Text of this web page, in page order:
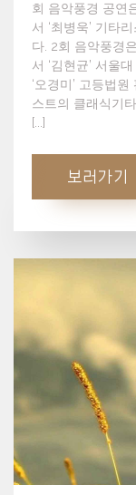
회 음악풍경 공연
서 ‘최병욱’ 기타
다. 2회 음악풍경
서 ‘김현균’ 서울
‘오경미’ 고등법원
스트의 클래식기
[...]
보러가기